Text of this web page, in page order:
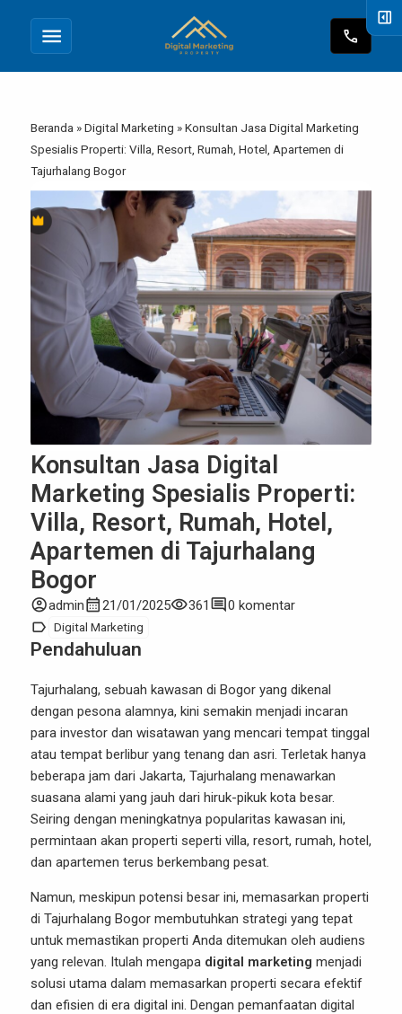
menu call
Beranda »Digital Marketing »Konsultan Jasa Digital Marketing
Spesialis Properti: Villa, Resort, Rumah, Hotel, Apartemen di
Tajurhalang Bogor
Konsultan Jasa Digital
Marketing Spesialis Properti:
Villa, Resort, Rumah, Hotel,
Apartemen di Tajurhalang
Bogor
account_circleadmincalendar_month21/01/2025visibility361 comment0 komentar
label Digital Marketing
Pendahuluan
Tajurhalang, sebuah kawasan di Bogor yang dikenal
dengan pesona alamnya, kini semakin menjadi incaran
para investor dan wisatawan yang mencari tempat tinggal
atau tempat berlibur yang tenang dan asri. Terletak hanya
beberapa jam dari Jakarta, Tajurhalang menawarkan
suasana alami yang jauh dari hiruk-pikuk kota besar.
Seiring dengan meningkatnya popularitas kawasan ini,
permintaan akan properti seperti villa, resort, rumah, hotel,
dan apartemen terus berkembang pesat.
Namun, meskipun potensi besar ini, memasarkan properti
di Tajurhalang Bogor membutuhkan strategi yang tepat
untuk memastikan properti Anda ditemukan oleh audiens
yang relevan. Itulah mengapa digital marketing menjadi
solusi utama dalam memasarkan properti secara efektif
dan efisien di era digital ini. Dengan pemanfaatan digital
right_panel_open